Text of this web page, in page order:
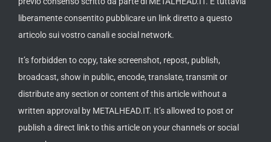
liberamente consentito pubblicare un link diretto a questo
articolo sui vostro canali e social network.
It’s forbidden to copy, take screenshot, repost, publish,
broadcast, show in public, encode, translate, transmit or
distribute any section or content of this article without a
written approval by METALHEAD.IT. It’s allowed to post or
publish a direct link to this article on your channels or social